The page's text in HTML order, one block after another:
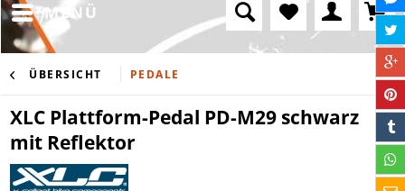
MENÜ
ÜBERSICHT PEDALE
XLC Plattform-Pedal PD-M29 schwarz
mit Reflektor